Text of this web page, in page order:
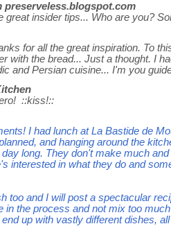
preserveless.blogspot.com
great insider tips... Who are you?
for all the great inspiration. To
with the bread... Just a thought. I
and Persian cuisine... I'm you
::kiss!::
I had lunch at La Bastide de
and hanging around the
long. They don't make much
interested in what they do and
too and I will post a spectacular
in the process and not mix too
up with vastly different dishes,